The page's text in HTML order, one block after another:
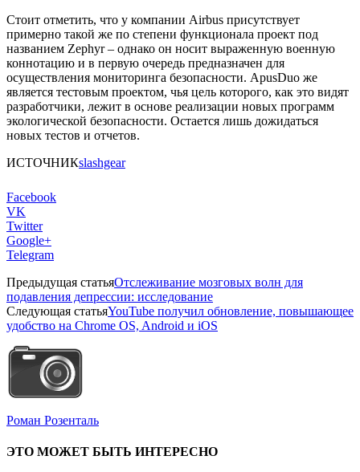
Стоит отметить, что у компании Airbus присутствует
примерно такой же по степени функционала проект под
названием Zephyr – однако он носит выраженную военную
коннотацию и в первую очередь предназначен для
осуществления мониторинга безопасности. ApusDuo же
является тестовым проектом, чья цель которого, как это видят
разработчики, лежит в основе реализации новых программ
экологической безопасности. Остается лишь дожидаться
новых тестов и отчетов.
ИСТОЧНИКslashgear
Facebook
VK
Twitter
Google+
Telegram
Предыдущая статьяОтслеживание мозговых волн для
подавления депрессии: исследование
Следующая статьяYouTube получил обновление, повышающее
удобство на Chrome OS, Android и iOS
Роман Розенталь
ЭТО МОЖЕТ БЫТЬ ИНТЕРЕСНО